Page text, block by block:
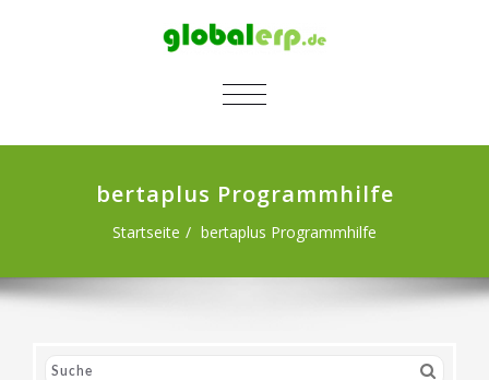
SCHALTE NAVIGATION
bertaplus Programmhilfe
Startseite bertaplus Programmhilfe